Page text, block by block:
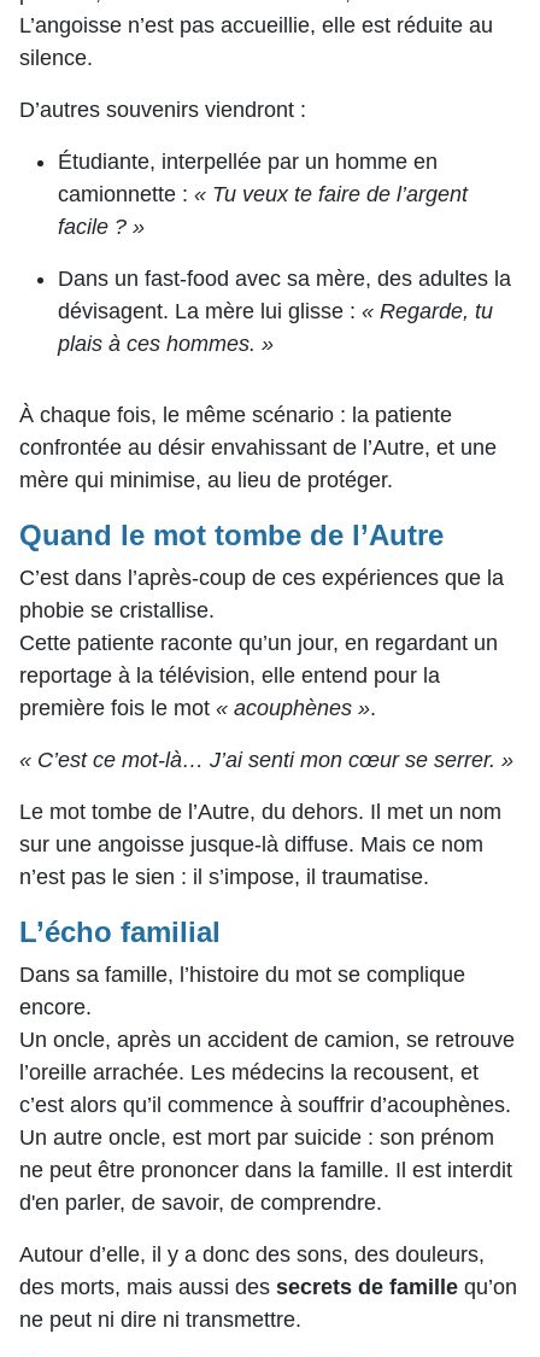
L’angoisse n’est pas accueillie, elle est réduite au
silence.
D’autres souvenirs viendront :
Étudiante, interpellée par un homme en
camionnette : « Tu veux te faire de l’argent
facile ? »
Dans un fast-food avec sa mère, des adultes la
dévisagent. La mère lui glisse : « Regarde, tu
plais à ces hommes. »
À chaque fois, le même scénario : la patiente
confrontée au désir envahissant de l’Autre, et une
mère qui minimise, au lieu de protéger.
Quand le mot tombe de l’Autre
C’est dans l’après-coup de ces expériences que la
phobie se cristallise.
Cette patiente raconte qu’un jour, en regardant un
reportage à la télévision, elle entend pour la
première fois le mot « acouphènes ».
« C’est ce mot-là… J’ai senti mon cœur se serrer. »
Le mot tombe de l’Autre, du dehors. Il met un nom
sur une angoisse jusque-là diffuse. Mais ce nom
n’est pas le sien : il s’impose, il traumatise.
L’écho familial
Dans sa famille, l’histoire du mot se complique
encore.
Un oncle, après un accident de camion, se retrouve
l’oreille arrachée. Les médecins la recousent, et
c’est alors qu’il commence à souffrir d’acouphènes.
Un autre oncle, est mort par suicide : son prénom
ne peut être prononcer dans la famille. Il est interdit
d'en parler, de savoir, de comprendre.
Autour d’elle, il y a donc des sons, des douleurs,
des morts, mais aussi des secrets de famille qu’on
ne peut ni dire ni transmettre.